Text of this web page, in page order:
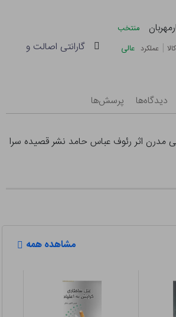
منتخب
| عملکرد عالی گارانتی اصالت و
دیدگاه‌ها پرسش‌ها
مدرن اثر رئوف عباس حامد نشر قصیده سرا
مشاهده همه